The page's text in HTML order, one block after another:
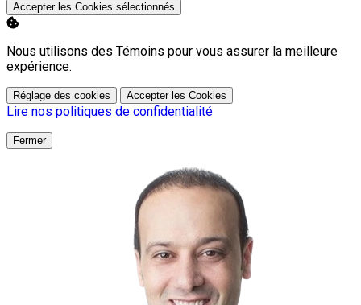
Accepter les Cookies sélectionnés
Nous utilisons des Témoins pour vous assurer la meilleure
expérience.
Réglage des cookies Accepter les Cookies
Lire nos politiques de confidentialité
Fermer